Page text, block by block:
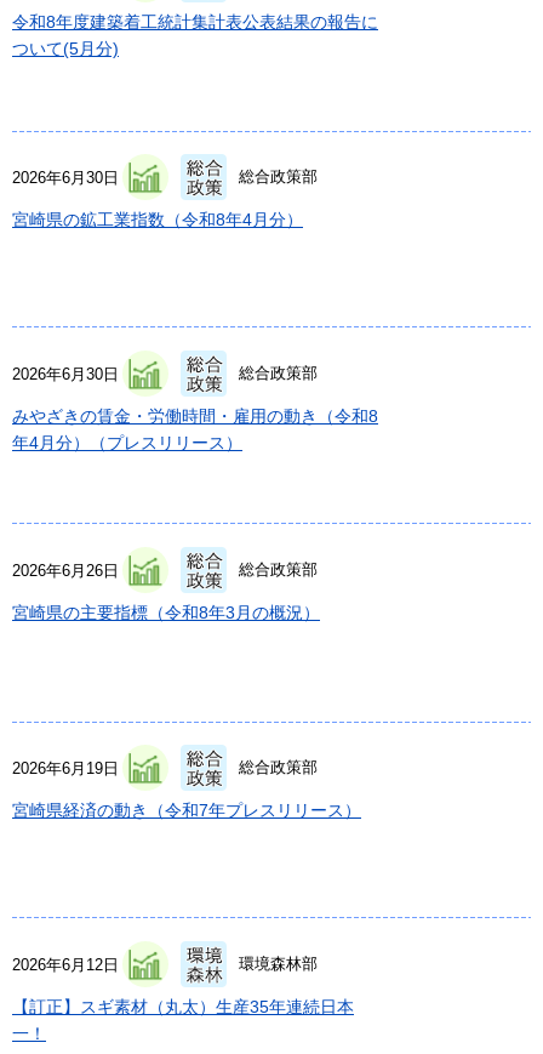
令和8年度建築着工統計集計表公表結果の報告に
ついて(5月分)
2026年6月30日 総合政策部
宮崎県の鉱工業指数（令和8年4月分）
2026年6月30日 総合政策部
みやざきの賃金・労働時間・雇用の動き（令和8
年4月分）（プレスリリース）
2026年6月26日 総合政策部
宮崎県の主要指標（令和8年3月の概況）
2026年6月19日 総合政策部
宮崎県経済の動き（令和7年プレスリリース）
2026年6月12日 環境森林部
【訂正】スギ素材（丸太）生産35年連続日本
一！